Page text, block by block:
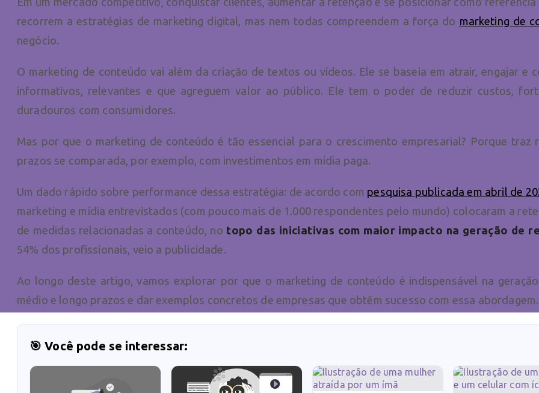
recorrem a estratégias de marketing digital, mas nem todas compreendem a força do marketing de
negócio.
O marketing de conteúdo vai além da criação de textos ou vídeos. Ele se baseia em atrair, engajar e
informativos, relevantes e que agreguem valor ao público. Ele tem o poder de reduzir custos,
duradouros com consumidores.
Mas por que o marketing de conteúdo é tão essencial para o crescimento empresarial? Porque traz
prazos se comparada, por exemplo, com investimentos em mídia paga.
Um dado rápido sobre performance dessa estratégia: de acordo com pesquisa publicada em abril de
marketing e mídia entrevistados (com pouco mais de 1.000 respondentes pelo mundo) colocaram a
de medidas relacionadas a conteúdo, no topo das iniciativas com maior impacto na geração de
54% dos profissionais, veio a publicidade.
Ao longo deste artigo, vamos explorar por que o marketing de conteúdo é indispensável na
médio e longo prazos e dar exemplos concretos de empresas que obtêm sucesso com essa abordagem.
🎯 Você pode se interessar: